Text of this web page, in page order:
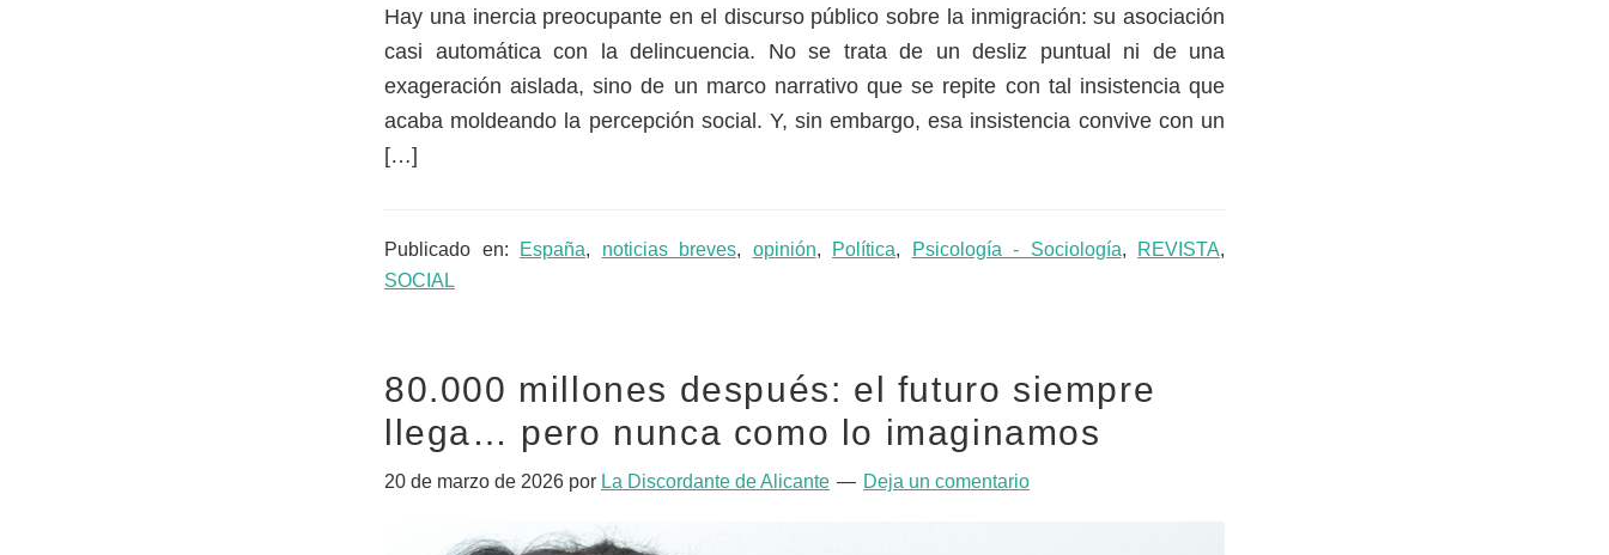
Hay una inercia preocupante en el discurso público sobre la inmigración: su asociación
casi automática con la delincuencia. No se trata de un desliz puntual ni de una
exageración aislada, sino de un marco narrativo que se repite con tal insistencia que
acaba moldeando la percepción social. Y, sin embargo, esa insistencia convive con un
[…]
Publicado en: España, noticias breves, opinión, Política, Psicología - Sociología, REVISTA,
SOCIAL
80.000 millones después: el futuro siempre
llega… pero nunca como lo imaginamos
20 de marzo de 2026 por La Discordante de Alicante Deja un comentario